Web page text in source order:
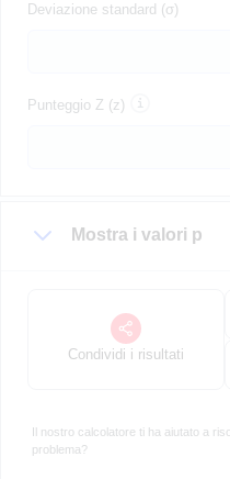
Deviazione standard (σ)
Punteggio Z (z)
Mostra i valori p
Condividi i risultati
Il nostro calcolatore ti ha aiutato a
problema?